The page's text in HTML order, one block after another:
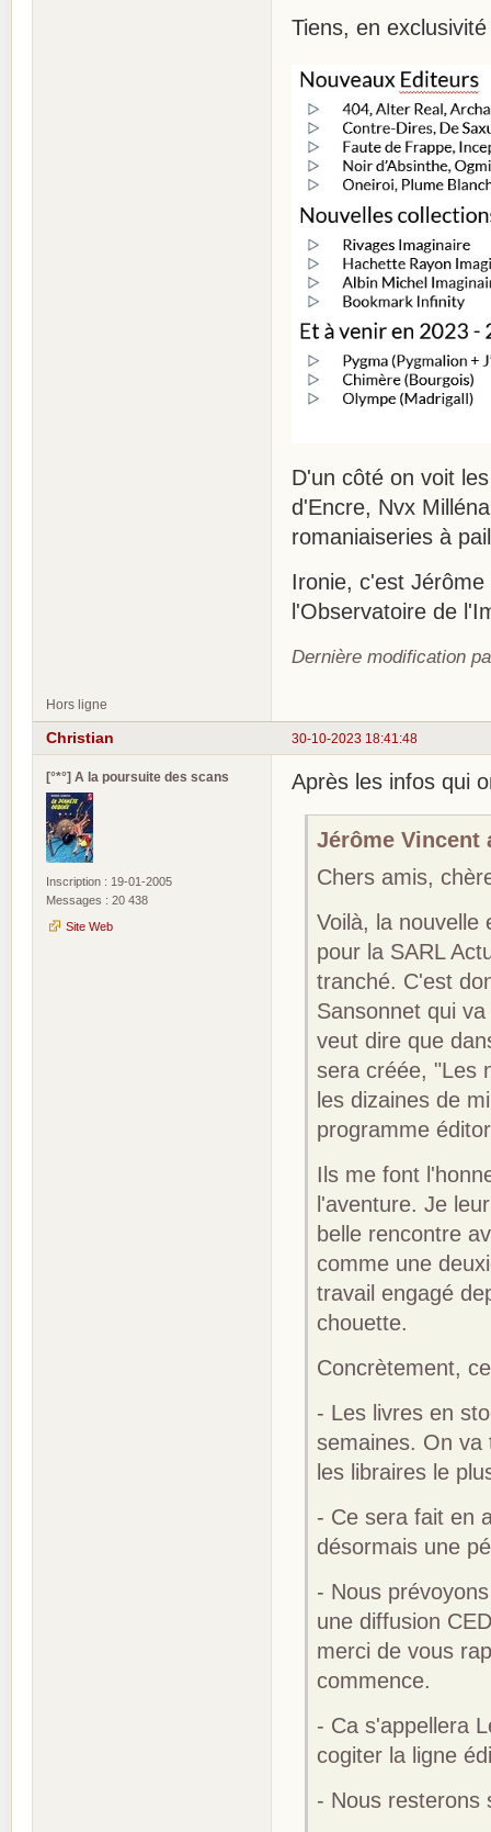
Tiens, en
D'un côté on voit
d'Encre, Nvx
romaniaiseries à
Ironie, c'est
l'Observatoire de
Dernière modification
Hors ligne
30-10-2023 18:41:48
Christian
[°*°] A la poursuite des scans
Inscription : 19-01-2005
Messages : 20 438
Site Web
Après les infos qui
Jérôme Vincent
Chers amis,
Voilà, la nouvelle
pour la SARL
tranché. C'est
Sansonnet qui
veut dire que
sera créée, "Les
les dizaines de
programme
Ils me font
l'aventure. Je
belle rencontre
comme une
travail engagé
chouette.
Concrètement,
- Les livres en
semaines. On va
les libraires le
- Ce sera fait en
désormais une
- Nous
une diffusion
merci de vous
commence.
- Ca s'appellera
cogiter la ligne
- Nous resterons